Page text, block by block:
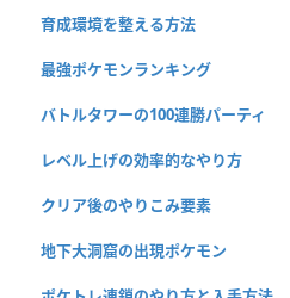
育成環境を整える方法
最強ポケモンランキング
バトルタワーの100連勝パーティ
レベル上げの効率的なやり方
クリア後のやりこみ要素
地下大洞窟の出現ポケモン